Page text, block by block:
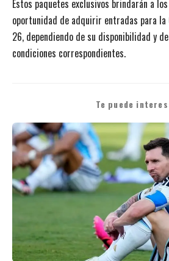
Estos paquetes exclusivos brindarán a
oportunidad de adquirir entradas para la
26, dependiendo de su disponibilidad y
condiciones correspondientes.
Te puede